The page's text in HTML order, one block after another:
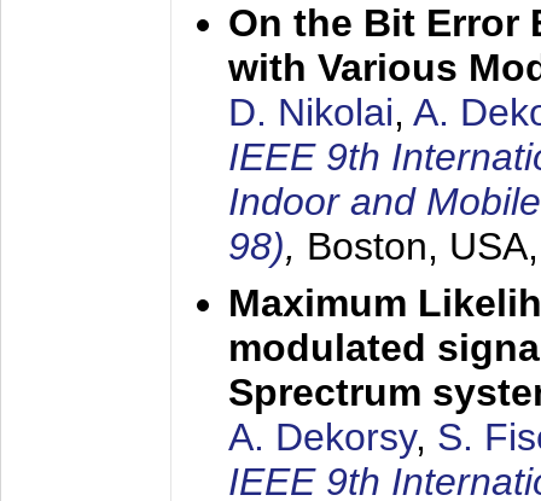
On the Bit Error
with Various
D. Nikolai, A.
IEEE 9th
Indoor and
98), Boston,
Maximum
modulated
Sprectrum
A. Dekorsy, S.
IEEE 9th